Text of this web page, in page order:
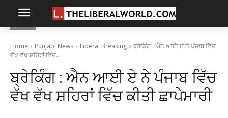
Home Punjabi News Liberal Breaking
ਬ੍ਰੇਕਿੰਗ : ਐਨ ਆਈ ਏ ਨੇ ਪੰਜਾਬ ਵਿੱਚ
ਵੱਖ ਵੱਖ ਸ਼ਹਿਰਾਂ ਵਿੱਚ...
ਬ੍ਰੇਕਿੰਗ : ਐਨ ਆਈ ਏ ਨੇ ਪੰਜਾਬ ਵਿੱਚ
ਵੱਖ ਵੱਖ ਸ਼ਹਿਰਾਂ ਵਿੱਚ ਕੀਤੀ ਛਾਪੇਮਾਰੀ